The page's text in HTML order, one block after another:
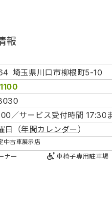
報
埼玉県川口市柳根町5-10
／サービス受付時間 17:30
日（年間カレンダー ）
中古車展示店
ナー 車椅子専用駐車場